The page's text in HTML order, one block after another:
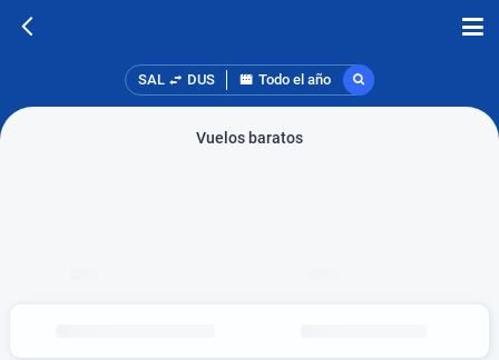
SAL DUS Todo el año
Vuelos baratos